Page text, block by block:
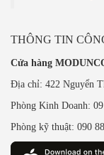
THÔNG TIN
Cửa hàng
Địa chỉ: 422 Nguyển
Phòng Kinh Doanh:
Phòng kỹ thuật: 090